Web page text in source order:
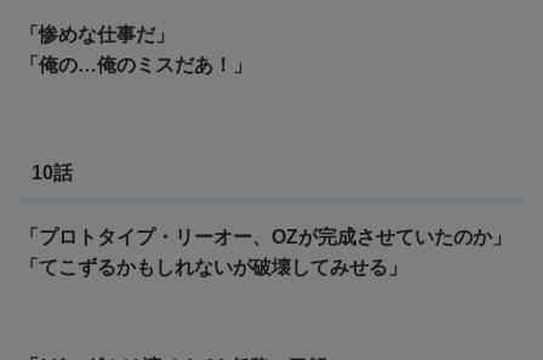
「惨めな仕事だ」
「俺の…俺のミスだあ！」
10話
「プロトタイプ・リーオー、OZが完成させていたのか」
「てこずるかもしれないが破壊してみせる」